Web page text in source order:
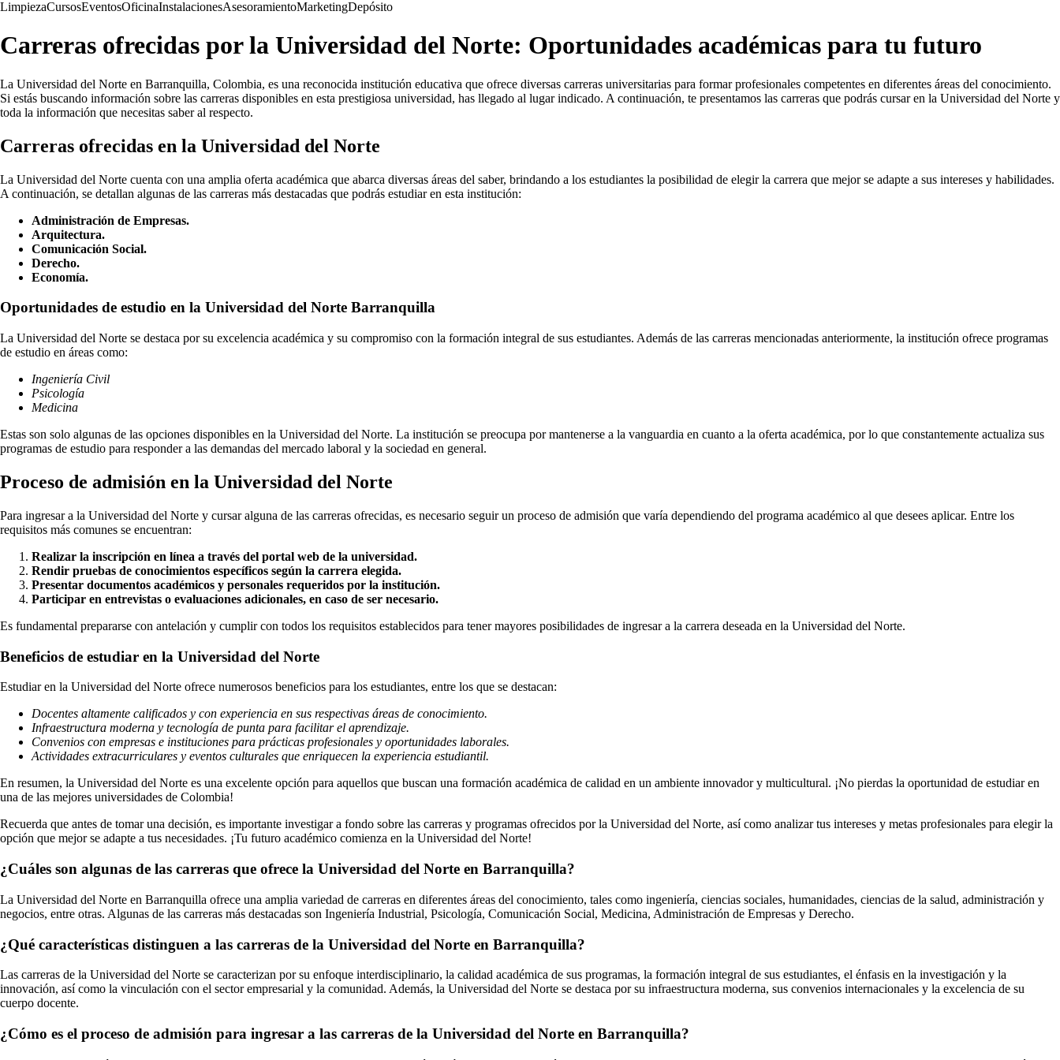
LimpiezaCursosEventosOficinaInstalacionesAsesoramientoMarketingDepósito
Carreras ofrecidas por la Universidad del Norte: Oportunidades académicas para tu futuro
La Universidad del Norte en Barranquilla, Colombia, es una reconocida institución educativa que ofrece diversas carreras universitarias para formar profesionales competentes en diferentes áreas del conocimiento.
Si estás buscando información sobre las carreras disponibles en esta prestigiosa universidad, has llegado al lugar indicado. A continuación, te presentamos las carreras que podrás cursar en la Universidad del Norte y
toda la información que necesitas saber al respecto.
Carreras ofrecidas en la Universidad del Norte
La Universidad del Norte cuenta con una amplia oferta académica que abarca diversas áreas del saber, brindando a los estudiantes la posibilidad de elegir la carrera que mejor se adapte a sus intereses y habilidades.
A continuación, se detallan algunas de las carreras más destacadas que podrás estudiar en esta institución:
Administración de Empresas.
Arquitectura.
Comunicación Social.
Derecho.
Economía.
Oportunidades de estudio en la Universidad del Norte Barranquilla
La Universidad del Norte se destaca por su excelencia académica y su compromiso con la formación integral de sus estudiantes. Además de las carreras mencionadas anteriormente, la institución ofrece programas
de estudio en áreas como:
Ingeniería Civil
Psicología
Medicina
Estas son solo algunas de las opciones disponibles en la Universidad del Norte. La institución se preocupa por mantenerse a la vanguardia en cuanto a la oferta académica, por lo que constantemente actualiza sus
programas de estudio para responder a las demandas del mercado laboral y la sociedad en general.
Proceso de admisión en la Universidad del Norte
Para ingresar a la Universidad del Norte y cursar alguna de las carreras ofrecidas, es necesario seguir un proceso de admisión que varía dependiendo del programa académico al que desees aplicar. Entre los
requisitos más comunes se encuentran:
Realizar la inscripción en línea a través del portal web de la universidad.
Rendir pruebas de conocimientos específicos según la carrera elegida.
Presentar documentos académicos y personales requeridos por la institución.
Participar en entrevistas o evaluaciones adicionales, en caso de ser necesario.
Es fundamental prepararse con antelación y cumplir con todos los requisitos establecidos para tener mayores posibilidades de ingresar a la carrera deseada en la Universidad del Norte.
Beneficios de estudiar en la Universidad del Norte
Estudiar en la Universidad del Norte ofrece numerosos beneficios para los estudiantes, entre los que se destacan:
Docentes altamente calificados y con experiencia en sus respectivas áreas de conocimiento.
Infraestructura moderna y tecnología de punta para facilitar el aprendizaje.
Convenios con empresas e instituciones para prácticas profesionales y oportunidades laborales.
Actividades extracurriculares y eventos culturales que enriquecen la experiencia estudiantil.
En resumen, la Universidad del Norte es una excelente opción para aquellos que buscan una formación académica de calidad en un ambiente innovador y multicultural. ¡No pierdas la oportunidad de estudiar en
una de las mejores universidades de Colombia!
Recuerda que antes de tomar una decisión, es importante investigar a fondo sobre las carreras y programas ofrecidos por la Universidad del Norte, así como analizar tus intereses y metas profesionales para elegir la
opción que mejor se adapte a tus necesidades. ¡Tu futuro académico comienza en la Universidad del Norte!
¿Cuáles son algunas de las carreras que ofrece la Universidad del Norte en Barranquilla?
La Universidad del Norte en Barranquilla ofrece una amplia variedad de carreras en diferentes áreas del conocimiento, tales como ingeniería, ciencias sociales, humanidades, ciencias de la salud, administración y
negocios, entre otras. Algunas de las carreras más destacadas son Ingeniería Industrial, Psicología, Comunicación Social, Medicina, Administración de Empresas y Derecho.
¿Qué características distinguen a las carreras de la Universidad del Norte en Barranquilla?
Las carreras de la Universidad del Norte se caracterizan por su enfoque interdisciplinario, la calidad académica de sus programas, la formación integral de sus estudiantes, el énfasis en la investigación y la
innovación, así como la vinculación con el sector empresarial y la comunidad. Además, la Universidad del Norte se destaca por su infraestructura moderna, sus convenios internacionales y la excelencia de su
cuerpo docente.
¿Cómo es el proceso de admisión para ingresar a las carreras de la Universidad del Norte en Barranquilla?